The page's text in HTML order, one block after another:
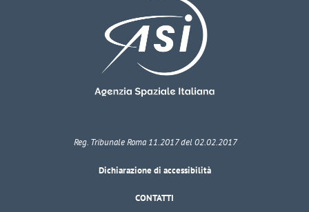
Reg. Tribunale Roma 11.2017 del 02.02.2017
Dichiarazione di accessibilità
CONTATTI